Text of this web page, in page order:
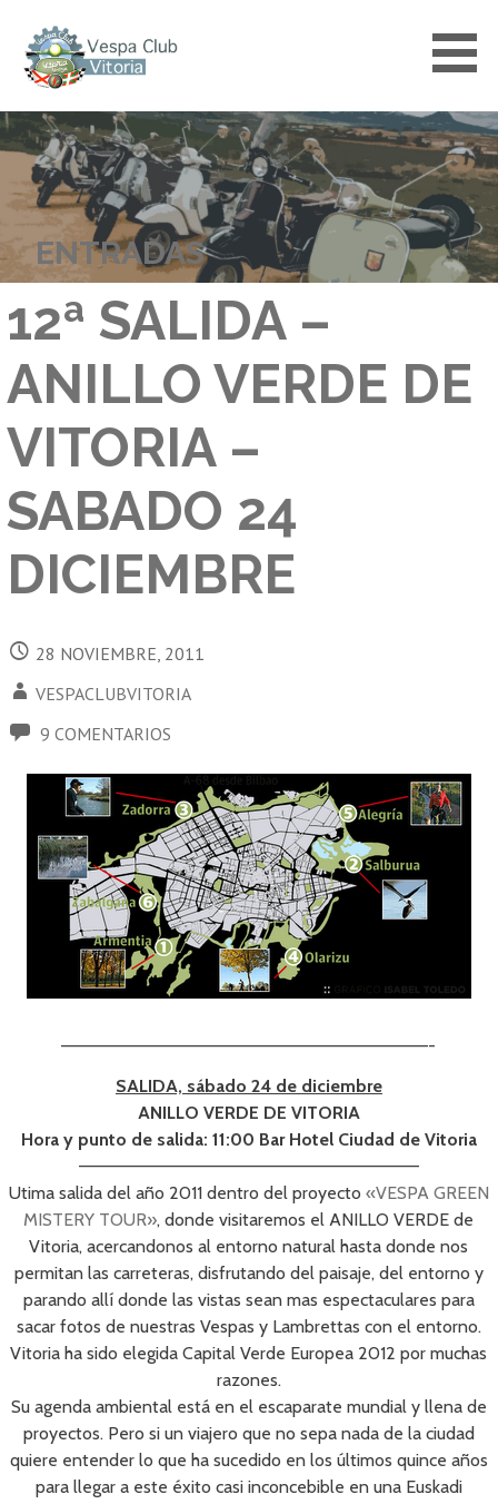
contenido
VESPACLUBVITORIA
ENTRADAS
12ª SALIDA –
ANILLO VERDE DE
VITORIA –
SABADO 24
DICIEMBRE
28 NOVIEMBRE, 2011
VESPACLUBVITORIA
9 COMENTARIOS
——————————————————————————————-
SALIDA, sábado 24 de diciembre
ANILLO VERDE DE VITORIA
Hora y punto de salida: 11:00 Bar Hotel Ciudad de Vitoria
———————————————————————————–
Utima salida del año 2011 dentro del proyecto «VESPA GREEN
MISTERY TOUR», donde visitaremos el ANILLO VERDE de
Vitoria, acercandonos al entorno natural hasta donde nos
permitan las carreteras, disfrutando del paisaje, del entorno y
parando allí donde las vistas sean mas espectaculares para
sacar fotos de nuestras Vespas y Lambrettas con el entorno.
Vitoria ha sido elegida Capital Verde Europea 2012 por muchas
razones.
Su agenda ambiental está en el escaparate mundial y llena de
proyectos. Pero si un viajero que no sepa nada de la ciudad
quiere entender lo que ha sucedido en los últimos quince años
para llegar a este éxito casi inconcebible en una Euskadi